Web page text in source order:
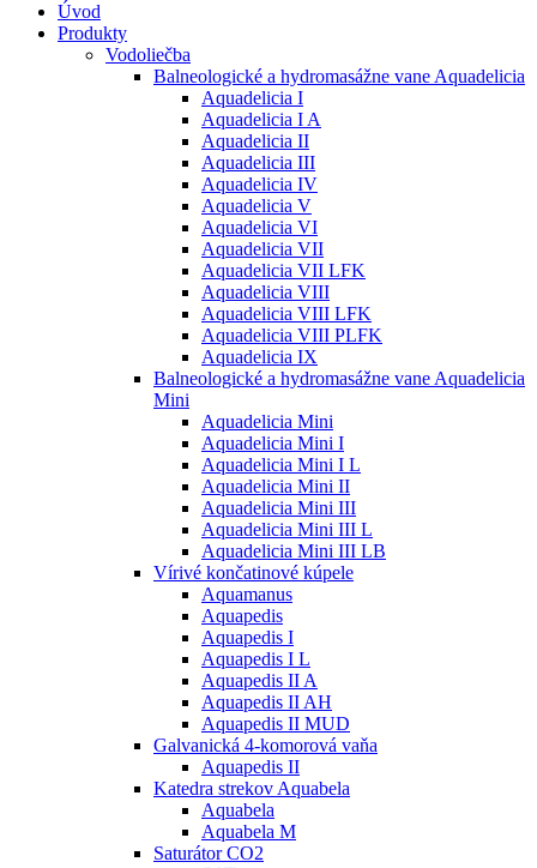
Úvod
Produkty
Vodoliečba
Balneologické a hydromasážne vane Aquadelicia
Aquadelicia I
Aquadelicia I A
Aquadelicia II
Aquadelicia III
Aquadelicia IV
Aquadelicia V
Aquadelicia VI
Aquadelicia VII
Aquadelicia VII LFK
Aquadelicia VIII
Aquadelicia VIII LFK
Aquadelicia VIII PLFK
Aquadelicia IX
Balneologické a hydromasážne vane Aquadelicia
Mini
Aquadelicia Mini
Aquadelicia Mini I
Aquadelicia Mini I L
Aquadelicia Mini II
Aquadelicia Mini III
Aquadelicia Mini III L
Aquadelicia Mini III LB
Vírivé končatinové kúpele
Aquamanus
Aquapedis
Aquapedis I
Aquapedis I L
Aquapedis II A
Aquapedis II AH
Aquapedis II MUD
Galvanická 4-komorová vaňa
Aquapedis II
Katedra strekov Aquabela
Aquabela
Aquabela M
Saturátor CO2